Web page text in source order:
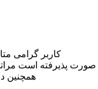
کاربر گرامی
است مراتب این مسئله را
همچنین